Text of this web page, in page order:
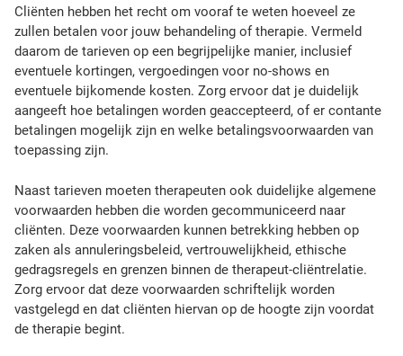
o
l
i
n
h
e
t
w
l
z
i
j
n
v
a
n
Cliënten hebben het recht om vooraf te weten hoeveel ze
zullen betalen voor jouw behandeling of therapie. Vermeld
daarom de tarieven op een begrijpelijke manier, inclusief
eventuele kortingen, vergoedingen voor no-shows en
eventuele bijkomende kosten. Zorg ervoor dat je duidelijk
aangeeft hoe betalingen worden geaccepteerd, of er contante
betalingen mogelijk zijn en welke betalingsvoorwaarden van
toepassing zijn.
Naast tarieven moeten therapeuten ook duidelijke algemene
voorwaarden hebben die worden gecommuniceerd naar
cliënten. Deze voorwaarden kunnen betrekking hebben op
zaken als annuleringsbeleid, vertrouwelijkheid, ethische
gedragsregels en grenzen binnen de therapeut-cliëntrelatie.
Zorg ervoor dat deze voorwaarden schriftelijk worden
vastgelegd en dat cliënten hiervan op de hoogte zijn voordat
de therapie begint.